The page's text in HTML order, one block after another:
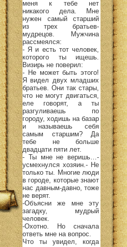
меня к тебе нет
никакого дела. Мне
нужен самый старший
из трех братьев-
мудрецов. Мужчина
рассмеялся:
- Я и есть тот человек,
которого ты ищешь.
Визирь не поверил:
- Не может быть этого!
Я видел двух младших
братьев. Они так стары,
что не могут двигаться,
еле говорят, а ты
разгуливаешь по
городу, ходишь на базар
и называешь себя
самым старшим? Да
тебе не больше
двадцати пяти лет.
- Ты мне не веришь…-
усмехнулся хозяин.- Не
только ты. Многие люди
в городе, которые знают
нас давным-давно, тоже
не верят.
-Объясни же мне эту
загадку, мудрый
человек.
-Охотно. Но сначала
ответь мне на вопрос.
Что ты увидел, когда